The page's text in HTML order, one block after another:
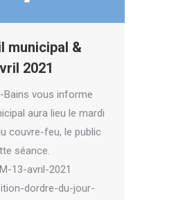
municipal &
2021
Bains vous informe
aura lieu le mardi
couvre-feu, le public
séance.
13-avril-2021
dordre-du-jour-